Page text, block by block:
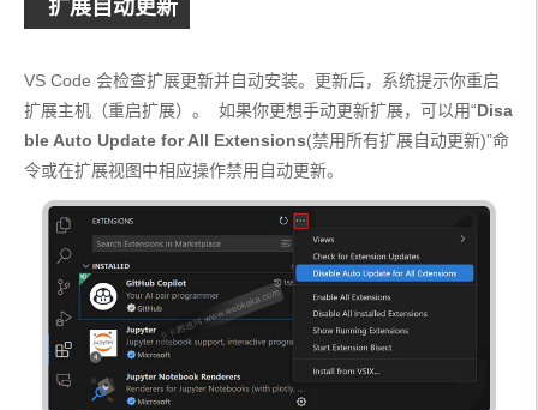
扩展自动更新
VS Code 会检查扩展更新并自动安装。更新后，系统提示你重启
扩展主机（重启扩展）。  如果你更想手动更新扩展，可以用“Disa
ble Auto Update for All Extensions(禁用所有扩展自动更新)”命
令或在扩展视图中相应操作禁用自动更新。